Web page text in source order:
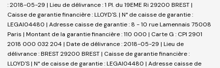
: 2018-05-29 | Lieu de délivrance : 1 Pl. du 19EME Ri 29200 BREST |
Caisse de garantie financière : LLOYD'S. | N° de caisse de garantie :
LEGAI04480 | Adresse caisse de garantie : 8 - 10 rue Lamennais 75008
Paris | Montant de la garantie financière : 110 000 | Carte G : CPI 2901
2018 000 032 204 | Date de délivrance : 2018-05-29 | Lieu de
délivrance : BREST 29200 BREST | Caisse de garantie financière :
LLOYD'S | N° de caisse de garantie : LEGAI04480 | Adresse caisse de